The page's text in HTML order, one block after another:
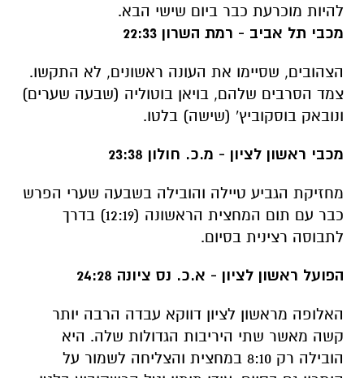
להיות מוכרעת כבר ביום שישי הבא.
מכבי תל אביב - רמת השרון 22:33
הצהובים, שסיימו את העונה ראשונים, לא התקשו.
צמד הסרבים שלהם, בויאן בוטוליה (שבעה שערים)
ונובאק בוסקוביץ' (שישה) בלטו.
מכבי ראשון לציון - מ.כ. חולון 23:38
מחזיקת הגביע טיילה והובילה בשבעה שערי הפרש
כבר עם תום המחצית הראשונה (12:19) בדרך
לתבוסה רצינית בסיום.
הפועל ראשון לציון - א.כ. נס ציונה 24:28
האלופה מראשון לציון דווקא עבדה הרבה יותר
קשה מאשר שתי היריבות הגדולות שלה. היא
הובילה רק 8:10 במחצית והצליחה לשמור על